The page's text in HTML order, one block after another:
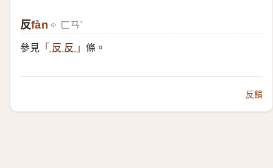
反fàn ㄈㄢˋ
參見 「 反 反 」 條。
反饋